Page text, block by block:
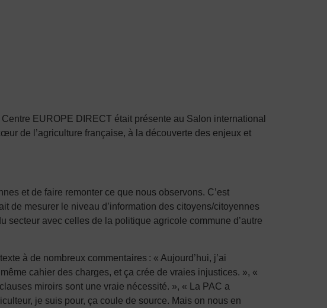
EUROPE DIRECT était présente au Salon international
de l’agriculture française, à la découverte des enjeux et
et de faire remonter ce que nous observons. C’est
de mesurer le niveau d’information des citoyens/citoyennes
secteur avec celles de la politique agricole commune d’autre
à de nombreux commentaires : « Aujourd’hui, j’ai
cahier des charges, et ça crée de vraies injustices. », «
miroirs sont une vraie nécessité. », « La PAC a
je suis pour, ça coule de source. Mais on nous en